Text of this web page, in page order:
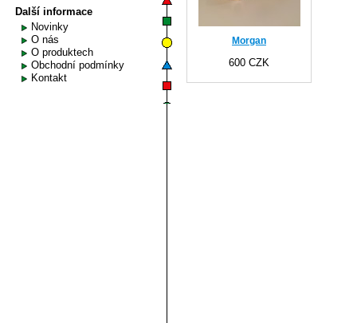
Morgan
600 CZK
Další informace
Novinky
O nás
O produktech
Obchodní podmínky
Kontakt